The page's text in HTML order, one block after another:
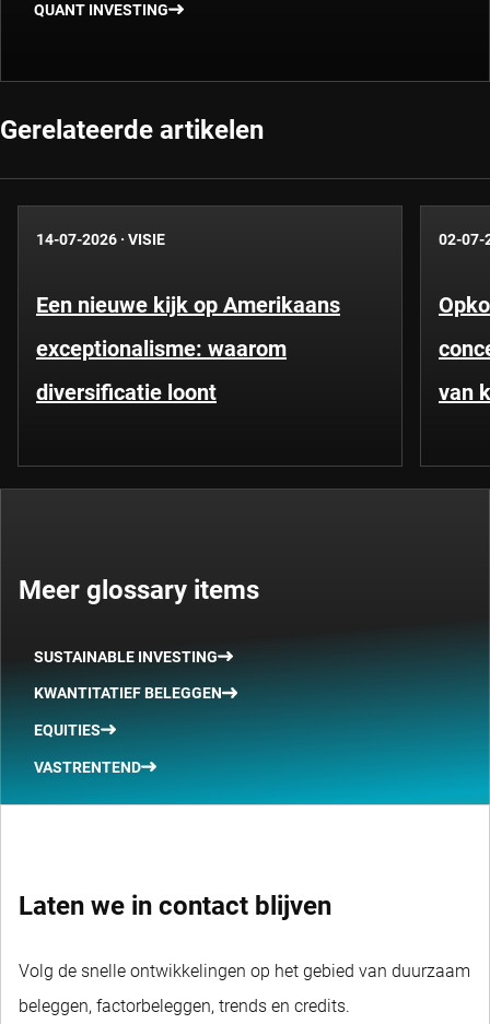
QUANT INVESTING
Gerelateerde artikelen
14-07-2026 · VISIE
Een nieuwe kijk op Amerikaans
exceptionalisme: waarom
diversificatie loont
02-07-
van
Meer glossary items
SUSTAINABLE INVESTING
KWANTITATIEF BELEGGEN
EQUITIES
VASTRENTEND
Laten we in contact blijven
Volg de snelle ontwikkelingen op het gebied van duurzaam
beleggen, factorbeleggen, trends en credits.